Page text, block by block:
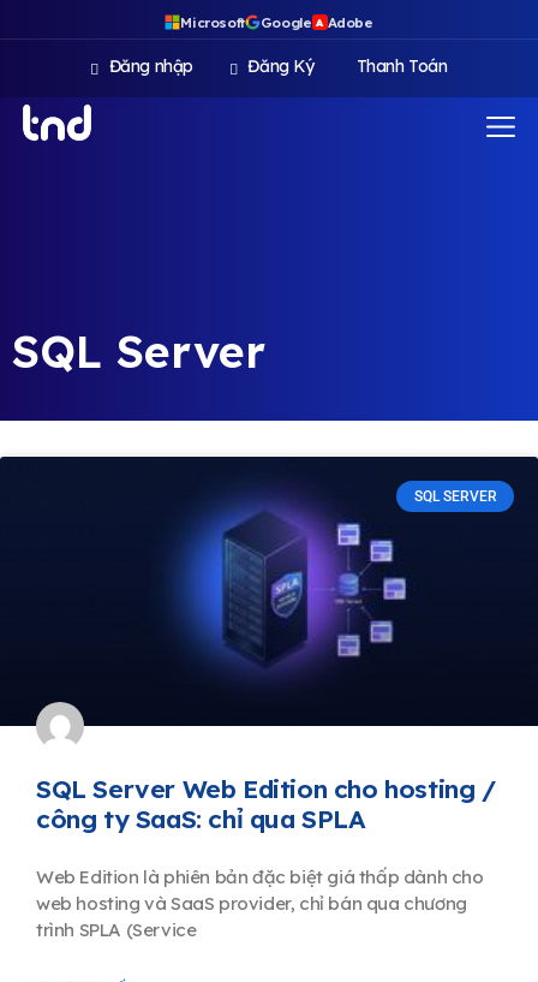
Microsoft Google A Adobe
Đăng nhập Đăng Ký Thanh Toán
SQL Server
SQL SERVER
SQL Server Web Edition cho hosting /
công ty SaaS: chỉ qua SPLA
Web Edition là phiên bản đặc biệt giá thấp dành cho
web hosting và SaaS provider, chỉ bán qua chương
trình SPLA (Service